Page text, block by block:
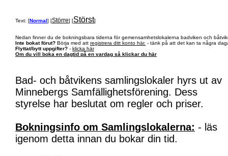
Text: [Normal] [Större] [Störst]
Nedan finner du de bokningsbara tiderna för gemensamhetslokalerna badviken och
Inte bokat förut? Börja med att registrera ditt konto här. - tänk på att det kan ta några
Flyttat/bytt uppgifter? - klicka här
Om du vill boka en dagtid på en vardag så klickar du här
Bad- och båtvikens samlingslokaler hyrs ut av
Minnebergs Samfällighetsförening. Dess
styrelse har beslutat om regler och priser.
Bokningsinfo om Samlingslokalerna: - läs
igenom detta innan du bokar din tid.